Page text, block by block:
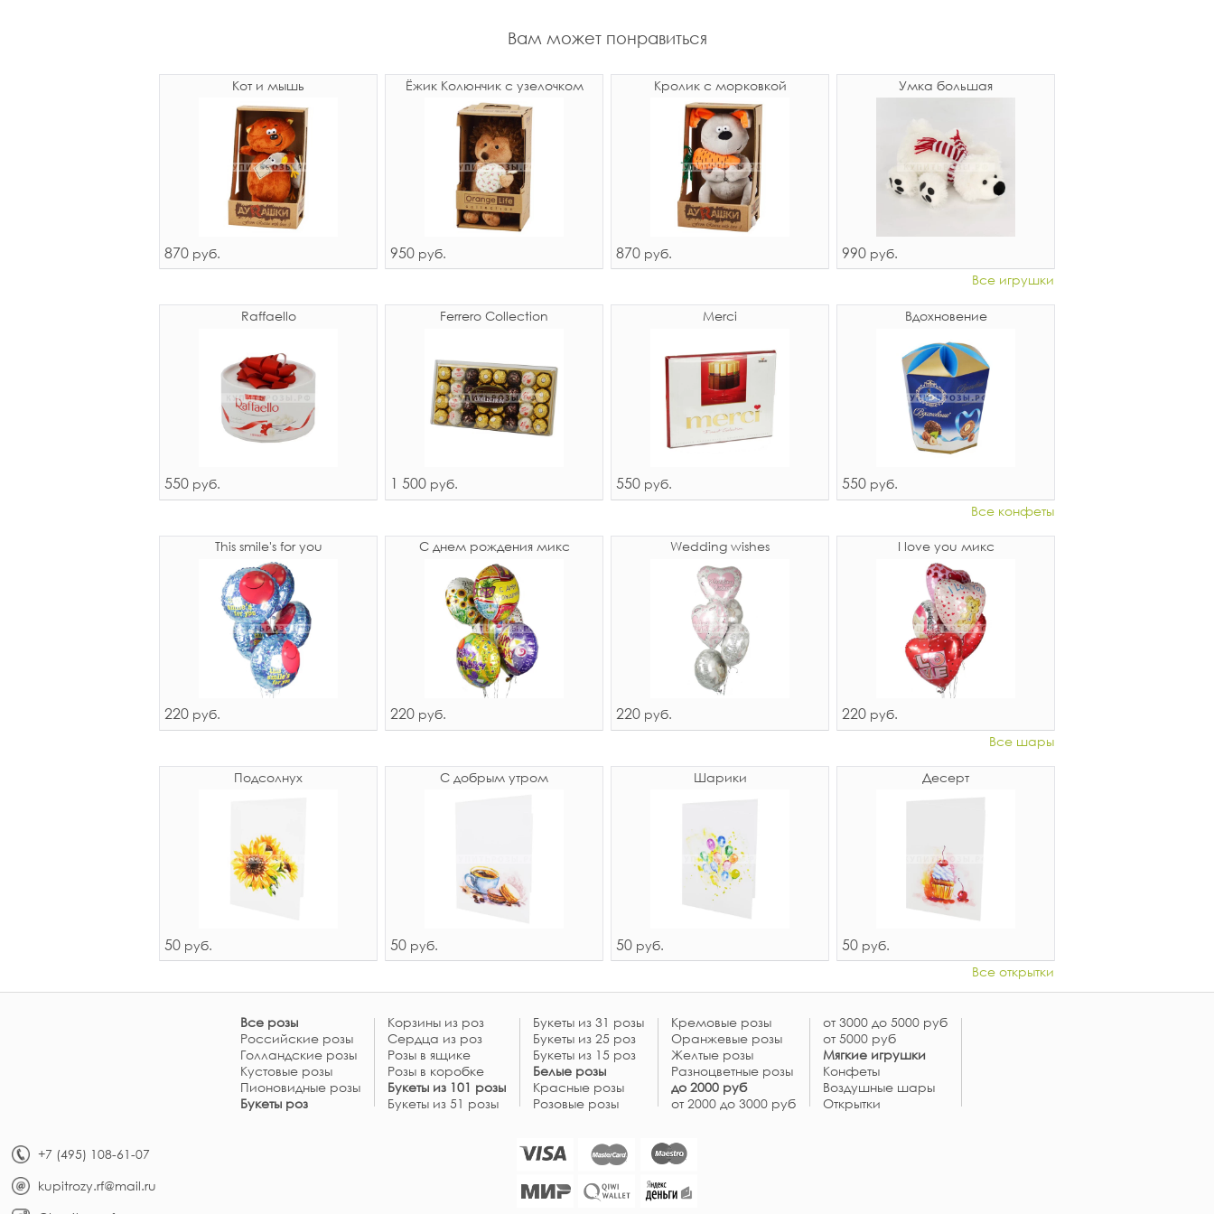
Вам может понравиться
Кот и мышь
870 руб.
Ёжик Колюнчик с узелочком
950 руб.
Кролик с морковкой
870 руб.
Умка большая
990 руб.
Все игрушки
Raffaello
550 руб.
Ferrero Collection
1 500 руб.
Merci
550 руб.
Вдохновение
550 руб.
Все конфеты
This smile's for you
220 руб.
С днем рождения микс
220 руб.
Wedding wishes
220 руб.
I love you микс
220 руб.
Все шары
Подсолнух
50 руб.
С добрым утром
50 руб.
Шарики
50 руб.
Десерт
50 руб.
Все открытки
Все розы
Российские розы
Голландские розы
Кустовые розы
Пионовидные розы
Букеты роз
Корзины из роз
Сердца из роз
Розы в ящике
Розы в коробке
Букеты из 101 розы
Букеты из 51 розы
Букеты из 31 розы
Букеты из 25 роз
Букеты из 15 роз
Белые розы
Красные розы
Розовые розы
Кремовые розы
Оранжевые розы
Желтые розы
Разноцветные розы
до 2000 руб
от 2000 до 3000 руб
от 3000 до 5000 руб
от 5000 руб
Мягкие игрушки
Конфеты
Воздушные шары
Открытки
+7 (495) 108-61-07
kupitrozy.rf@mail.ru